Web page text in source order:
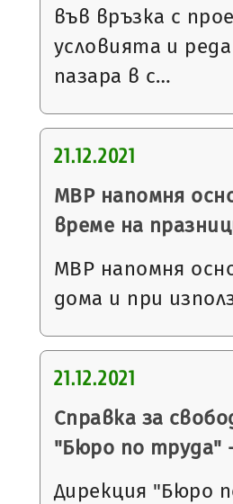
във връзка с
условията и
пазара в с…
21.12.2021
МВР напомня
време на
МВР напомня
дома и при
21.12.2021
Справка за
"Бюро по труда"
Дирекция "Бюро